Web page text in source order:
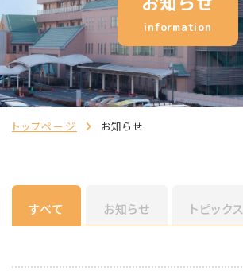
information
トップページ お知らせ
すべて お知らせ トピックス